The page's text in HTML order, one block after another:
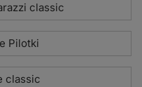
classic
Pilotki
classic